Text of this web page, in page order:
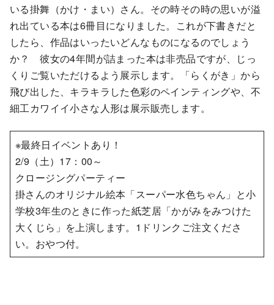
いる掛舞（かけ・まい）さん。その時その時の思いが溢
れ出ている本は6冊目になりました。これが下書きだと
したら、作品はいったいどんなものになるのでしょう
か？ 彼女の4年間が詰まった本は非売品ですが、じっ
くりご覧いただけるよう展示します。「らくがき」から
飛び出した、キラキラした色彩のペインティングや、不
細工カワイイ小さな人形は展示販売します。
※最終日イベントあり！
2/9（土）17：00～
クロージングパーティー
掛さんのオリジナル絵本「スーパー水色ちゃん」と小
学校3年生のときに作った紙芝居「かがみをみつけた
大くじら」を上演します。1ドリンクご注文くださ
い。おやつ付。